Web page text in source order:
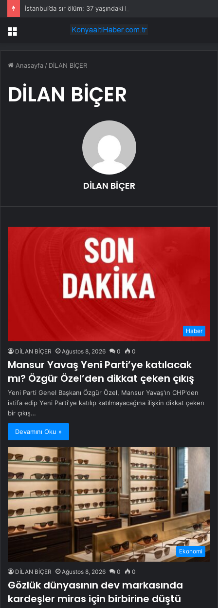
Menü
Anasayfa / DİLAN BİÇER
DİLAN BİÇER
DİLAN BİÇER
Haber
DİLAN BİÇER Ağustos 8, 2026 0 0
Mansur Yavaş Yeni Parti’ye katılacak
mı? Özgür Özel’den dikkat çeken çıkış
Yeni Parti Genel Başkanı Özgür Özel, Mansur Yavaş'ın CHP'den
istifa edip Yeni Parti'ye katılıp katılmayacağına ilişkin dikkat çeken
bir çıkış…
Devamını Oku »
Ekonomi
DİLAN BİÇER Ağustos 8, 2026 0 0
Gözlük dünyasının dev markasında
kardeşler miras için birbirine düştü